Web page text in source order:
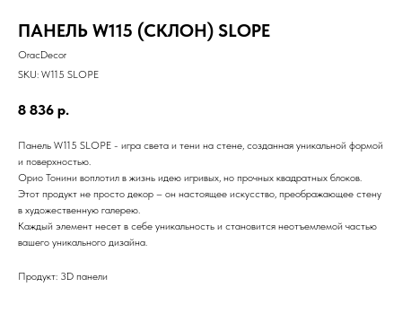
ПАНЕЛЬ W115 (СКЛОН) SLOPE
OracDecor
SKU: W115 SLOPE
8 836 р.
Панель W115 SLOPE - игра света и тени на стене, созданная уникальной формой
и поверхностью.
Орио Тонини воплотил в жизнь идею игривых, но прочных квадратных блоков.
Этот продукт не просто декор – он настоящее искусство, преображающее стену
в художественную галерею.
Каждый элемент несет в себе уникальность и становится неотъемлемой частью
вашего уникального дизайна.
Продукт: 3D панели